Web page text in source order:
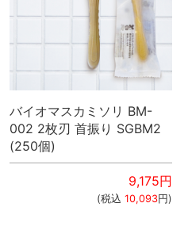
バイオマスカミソリ BM-
002 2枚刃 首振り SGBM2
(250個)
9,175円
(税込 10,093円)